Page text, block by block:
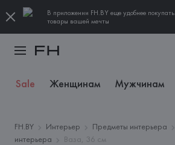
В приложении FH.BY еще удобнее покупать
товары вашей мечты
Sale Женщинам Мужчинам
FH.BY Интерьер Предметы интерьера
интерьера
Ваза, 36 см